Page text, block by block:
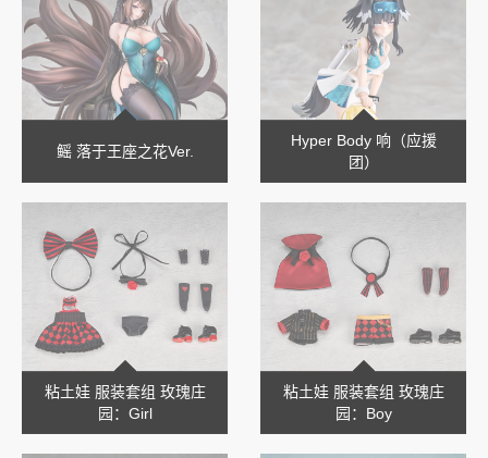
鳐 落于王座之花Ver.
Hyper Body 响（应援
团）
粘土娃 服装套组 玫瑰庄
园：Girl
粘土娃 服装套组 玫瑰庄
园：Boy